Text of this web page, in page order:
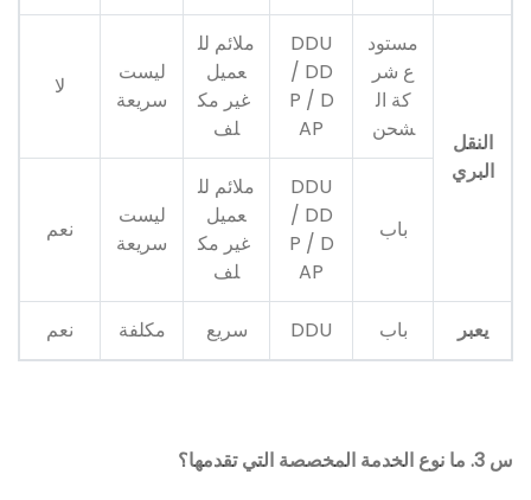
النقل
البري
مستود
ع شر
كة ال
شحن
DDU
/ DD
P / D
AP
ملائم لل
عميل
غير مك
لف
ليست
سريعة
لا
باب
DDU
/ DD
P / D
AP
ملائم لل
عميل
غير مك
لف
ليست
سريعة
نعم
يعبر باب DDU سريع مكلفة نعم
س 3. ما نوع الخدمة المخصصة التي تقدمها؟